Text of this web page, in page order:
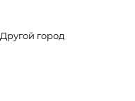
Другой город